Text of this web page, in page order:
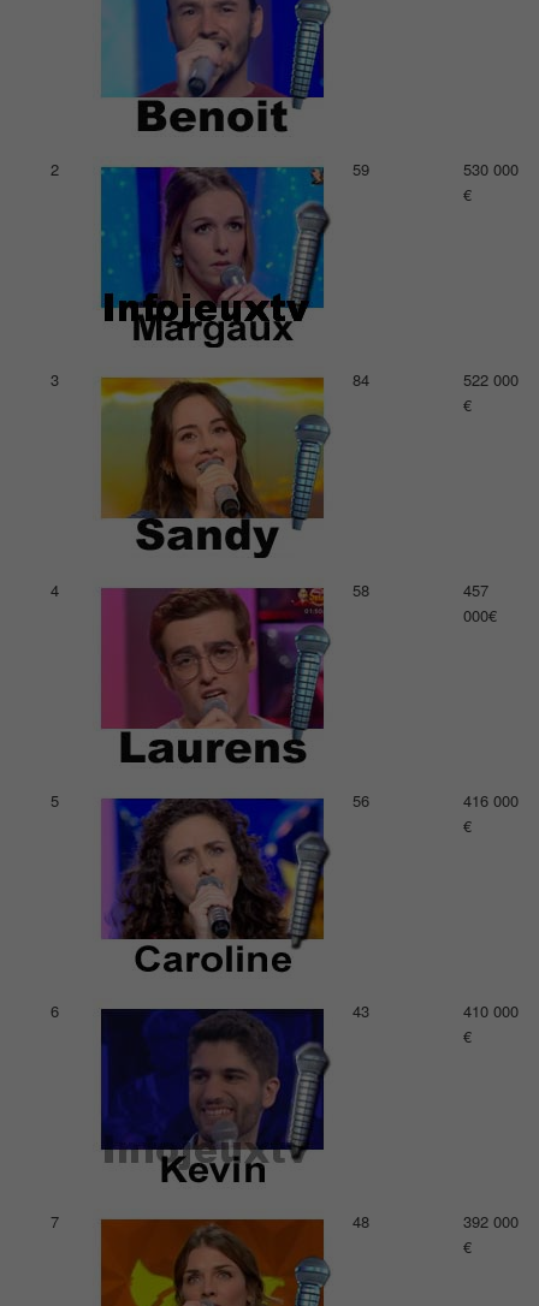
2 59
530 000
€
3 84
522 000
€
4 58
457
000€
5 56
416 000
€
6 43
410 000
€
7 48
392 000
€